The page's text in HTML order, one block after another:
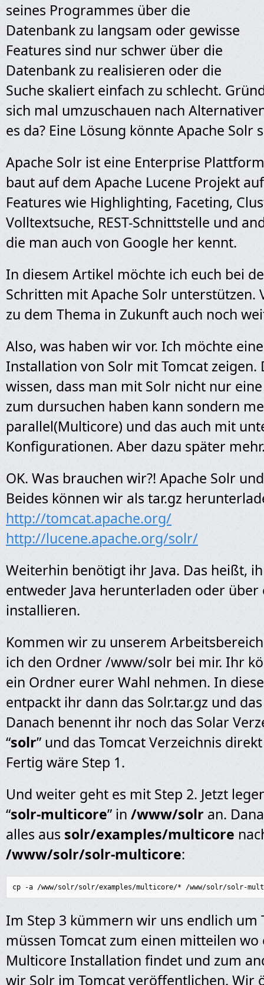
seines Programmes über die
Datenbank zu langsam oder gewisse
Features sind nur schwer über die
Datenbank zu realisieren oder die
Suche skaliert einfach zu schlecht.
sich mal umzuschauen nach
es da? Eine Lösung könnte Apache Solr
Apache Solr ist eine Enterprise
baut auf dem Apache Lucene Projekt
Features wie Highlighting, Faceting,
Volltextsuche, REST-Schnittstelle und
die man auch von Google her kennt.
In diesem Artikel möchte ich euch bei
Schritten mit Apache Solr unterstützen.
zu dem Thema in Zukunft auch noch
Also, was haben wir vor. Ich möchte
Installation von Solr mit Tomcat zeigen.
wissen, dass man mit Solr nicht nur eine
zum dursuchen haben kann sondern
parallel(Multicore) und das auch mit
Konfigurationen. Aber dazu später
OK. Was brauchen wir?! Apache Solr
Beides können wir als tar.gz
http://tomcat.apache.org/
http://lucene.apache.org/solr/
Weiterhin benötigt ihr Java. Das heißt,
entweder Java herunterladen oder
installieren.
Kommen wir zu unserem
ich den Ordner /www/solr bei mir. Ihr
ein Ordner eurer Wahl nehmen. In
entpackt ihr dann das Solr.tar.gz und
Danach benennt ihr noch das Solar
“solr” und das Tomcat Verzeichnis direkt
Fertig wäre Step 1.
Und weiter geht es mit Step 2. Jetzt
“solr-multicore” in /www/solr an.
alles aus solr/examples/multicore
/www/solr/solr-multicore:
cp -a /www/solr/solr/examples/multicore/* /www/solr/solr-
Im Step 3 kümmern wir uns endlich um
müssen Tomcat zum einen mitteilen wo
Multicore Installation findet und zum
wir Solr im Tomcat veröffentlichen. Wir